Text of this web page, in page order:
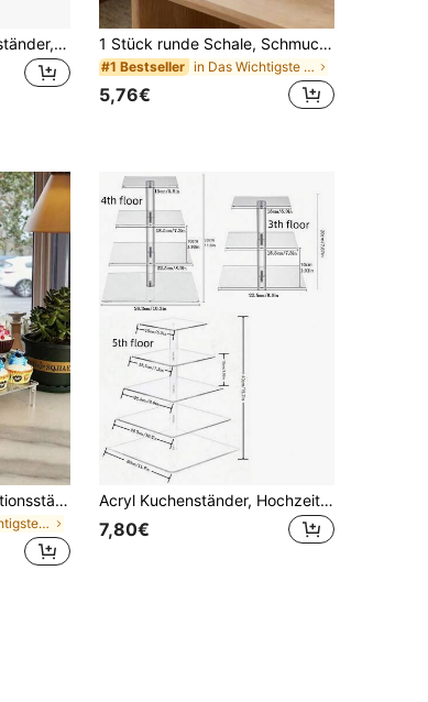
3-teiliger Holz-Displayständer, 3-stöckiges Holz-Aufbewahrungsregal, dekorativ rechteckig, kann als Cupcake-Ständer, Duft- & Duftaufbewahrungsregal, Displayregal verwendet werden 1 Stück runde Schale, Schmuckaufbewahrungsschale, modernes welliges Design, Kunststoffmaterial, langanhaltend, platzsparend, geeignet für Zuhause, Wohnzimmer, Esszimmer, Küche, Badezimmer, unverzichtbares Dekorationselement für Zuhause, perfekt für Hochzeitszeit, Abschlusszeit
#1 Bestseller in Das Wichtigste für den Schulbeginn Tabletts
5,76€
Acryl Dessert Präsentationsständer, Cupcake Halterung Regal, Snack Buffet Anordnungsregal für Geburtstagsfeiern, Hochzeiten, Tischpräsentation
in Das Wichtigste für den Schulbeginn Tabletts
Acryl Kuchenständer, Hochzeitsfeier Kuchendisplay Regal, zusammengebauter quadratischer Acryl Dessert Kuchenständer
7,80€